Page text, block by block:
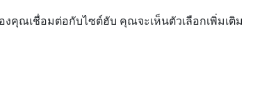
คุณเชื่อมต่อกับไซต์ฮับ คุณจะเห็นตัวเลือกเพิ่มเติม